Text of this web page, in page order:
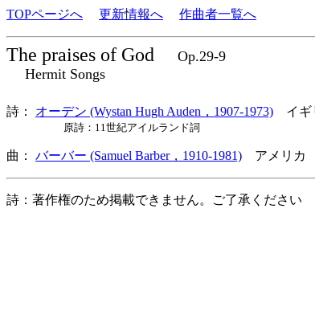
TOPページへ 更新情報へ 作曲者一覧へ
The praises of God
Op.29-9
Hermit Songs
詩： オーデン (Wystan Hugh Auden，1907-1973) イギ
原詩：11世紀アイルランド詞
曲： バーバー (Samuel Barber，1910-1981) アメリカ
詩：著作権のため掲載できません。ご了承ください